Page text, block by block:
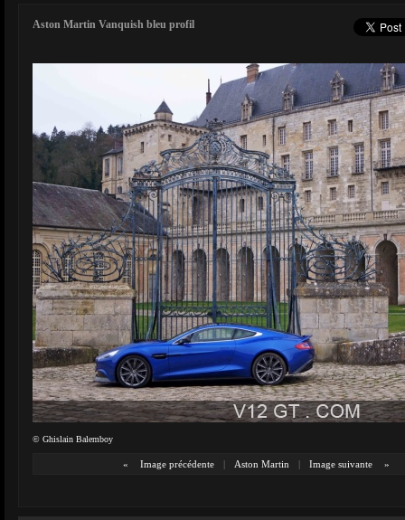
Aston Martin Vanquish bleu profil
© Ghislain Balemboy
« Image précédente | Aston Martin | Image suivante »